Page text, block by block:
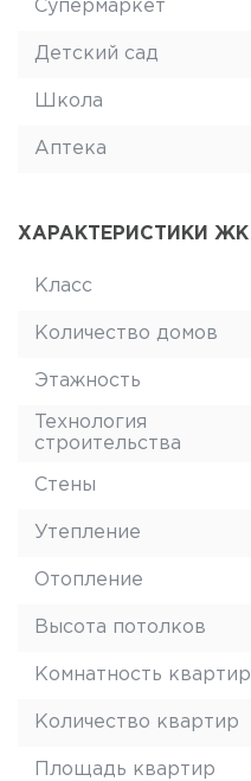
Супермаркет
Детский сад
Школа
Аптека
ХАРАКТЕРИСТИКИ ЖК
Класс
Количество домов
Этажность
Технология
строительства
Стены
Утепление
Отопление
Высота потолков
Комнатность квартир
Количество квартир
Площадь квартир